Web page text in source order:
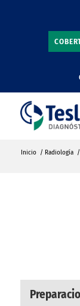
Inicio / Radiología /